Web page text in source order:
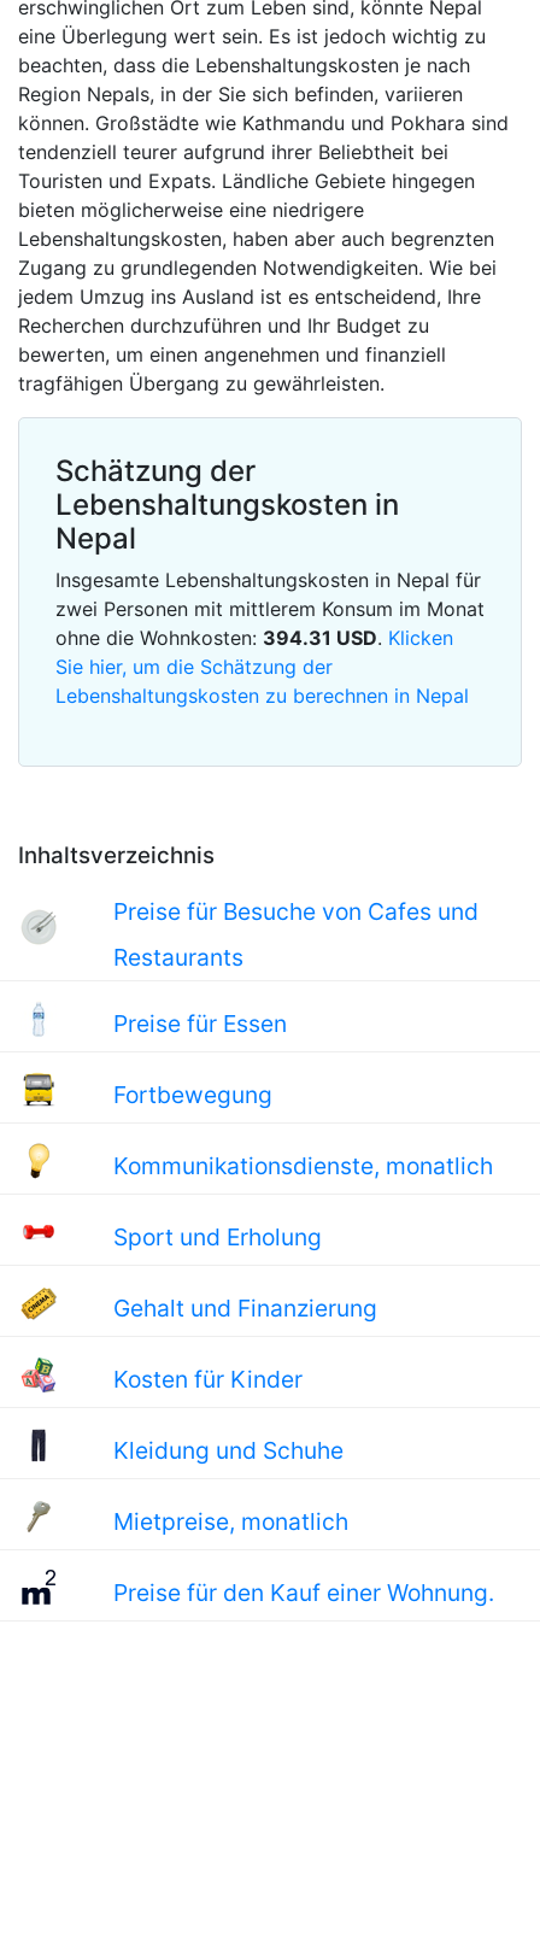
Inhaltsverzeichnis
Preise für Besuche von Cafes und
Restaurants
Preise für Essen
Fortbewegung
Kommunikationsdienste, monatlich
Sport und Erholung
Gehalt und Finanzierung
Kosten für Kinder
Kleidung und Schuhe
Mietpreise, monatlich
Preise für den Kauf einer Wohnung.
erschwinglichen Ort zum Leben sind, könnte Nepal
eine Überlegung wert sein. Es ist jedoch wichtig zu
beachten, dass die Lebenshaltungskosten je nach
Region Nepals, in der Sie sich befinden, variieren
können. Großstädte wie Kathmandu und Pokhara sind
tendenziell teurer aufgrund ihrer Beliebtheit bei
Touristen und Expats. Ländliche Gebiete hingegen
bieten möglicherweise eine niedrigere
Lebenshaltungskosten, haben aber auch begrenzten
Zugang zu grundlegenden Notwendigkeiten. Wie bei
jedem Umzug ins Ausland ist es entscheidend, Ihre
Recherchen durchzuführen und Ihr Budget zu
bewerten, um einen angenehmen und finanziell
tragfähigen Übergang zu gewährleisten.
Schätzung der
Lebenshaltungskosten in
Nepal
Insgesamte Lebenshaltungskosten in Nepal für
zwei Personen mit mittlerem Konsum im Monat
ohne die Wohnkosten: 394.31 USD. Klicken
Sie hier, um die Schätzung der
Lebenshaltungskosten zu berechnen in Nepal